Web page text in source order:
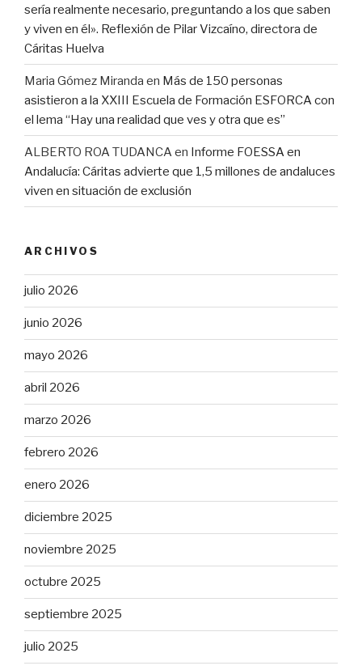
sería realmente necesario, preguntando a los que saben
y viven en él». Reflexión de Pilar Vizcaíno, directora de
Cáritas Huelva
Maria Gómez Miranda en Más de 150 personas
asistieron a la XXIII Escuela de Formación ESFORCA con
el lema “Hay una realidad que ves y otra que es”
ALBERTO ROA TUDANCAen Informe FOESSA en
Andalucía: Cáritas advierte que 1,5 millones de andaluces
viven en situación de exclusión
ARCHIVOS
julio 2026
junio 2026
mayo 2026
abril 2026
marzo 2026
febrero 2026
enero 2026
diciembre 2025
noviembre 2025
octubre 2025
septiembre 2025
julio 2025